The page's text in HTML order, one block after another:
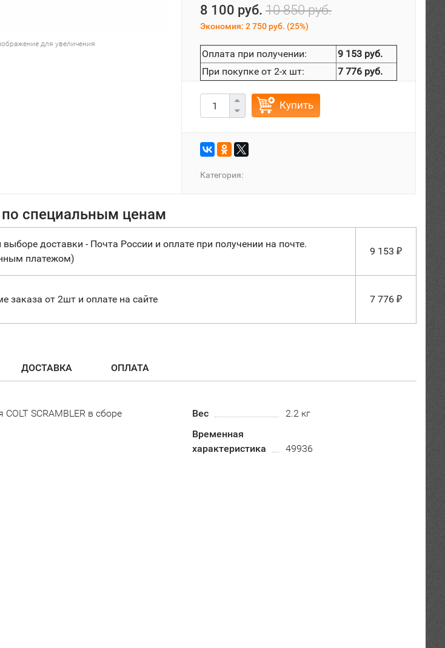
для увеличения
8 100 руб. 10 850 руб.
Экономия: 2 750 руб. (25%)
Оплата при получении:
9 153 руб.
При покупке от 2-х шт:
7 776 руб.
Купить
Категория:
по специальным ценам
доставки - Почта России и оплате при получении на почте.
платежом)
9 153 ₽
заказа от 2шт и оплате на сайте 7 776 ₽
ДОСТАВКА ОПЛАТА
SCRAMBLER в сборе
Вес
2.2 кг
Временная
характеристика
49936